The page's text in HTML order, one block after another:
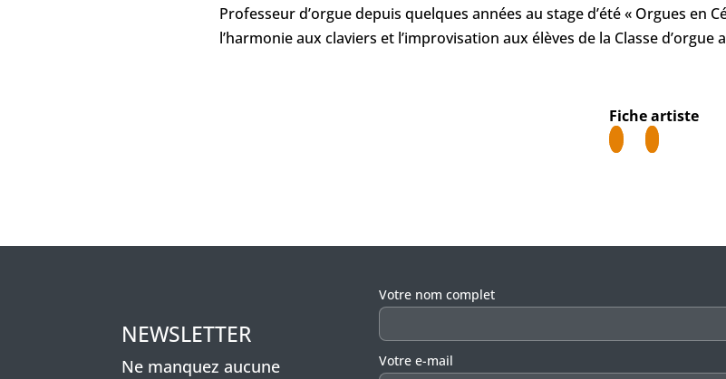
Professeur d’orgue depuis quelques années au stage d’été « Orgues en
l’harmonie aux claviers et l’improvisation aux élèves de la Classe d’orgue
Fiche artiste
NEWSLETTER
Ne manquez aucune
Veuillez laisser ce champ vide.
Votre nom complet
Votre e-mail